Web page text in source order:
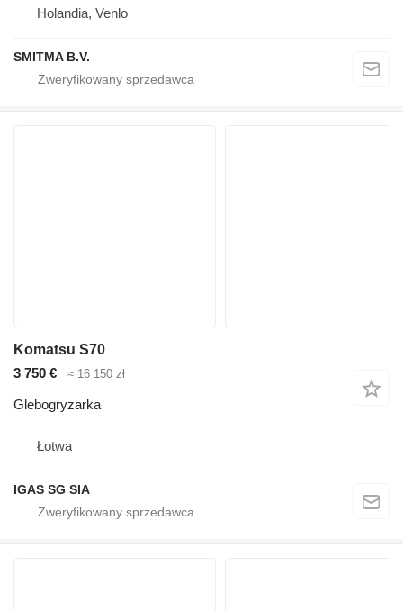
Holandia, Venlo
SMITMA B.V.
Komatsu S70
3 750 €
≈ 16 150 zł
Glebogryzarka
Łotwa
IGAS SG SIA